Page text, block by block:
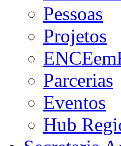
Pessoas
Projetos
Parcerias
Eventos
Hub